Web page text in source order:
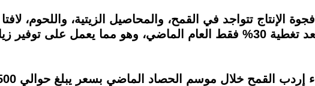
الإنتاج تتواجد في القمح، والمحاصيل الزيتية، واللحوم، لافتا
التقاوي المعتمدة بمحصول القمح، وذلك بعد تغطية 30% فقط العام الماضي، وهو مما